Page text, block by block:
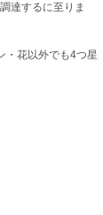
達するに至りま
・花以外でも4つ星